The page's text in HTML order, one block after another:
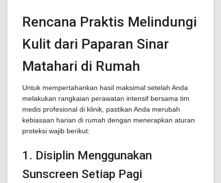
Rencana Praktis Melindungi
Kulit dari Paparan Sinar
Matahari di Rumah
Untuk mempertahankan hasil maksimal setelah Anda
melakukan rangkaian perawatan intensif bersama tim
medis profesional di klinik, pastikan Anda merubah
kebiasaan harian di rumah dengan menerapkan aturan
proteksi wajib berikut:
1. Disiplin Menggunakan
Sunscreen Setiap Pagi